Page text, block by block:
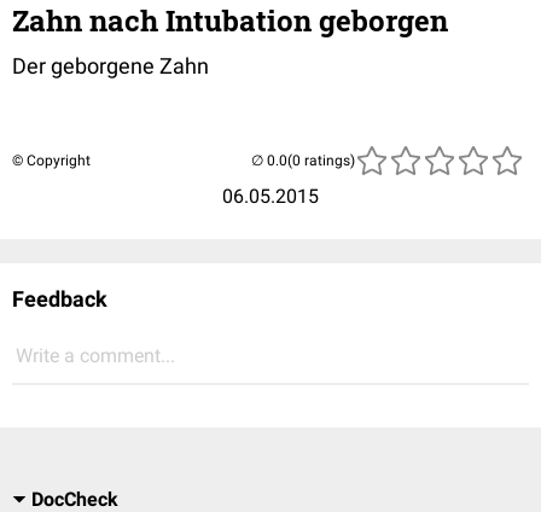
Zahn nach Intubation geborgen
Der geborgene Zahn
© Copyright
06.05.2015
(0 ratings)
Feedback
Write a comment...
DocCheck